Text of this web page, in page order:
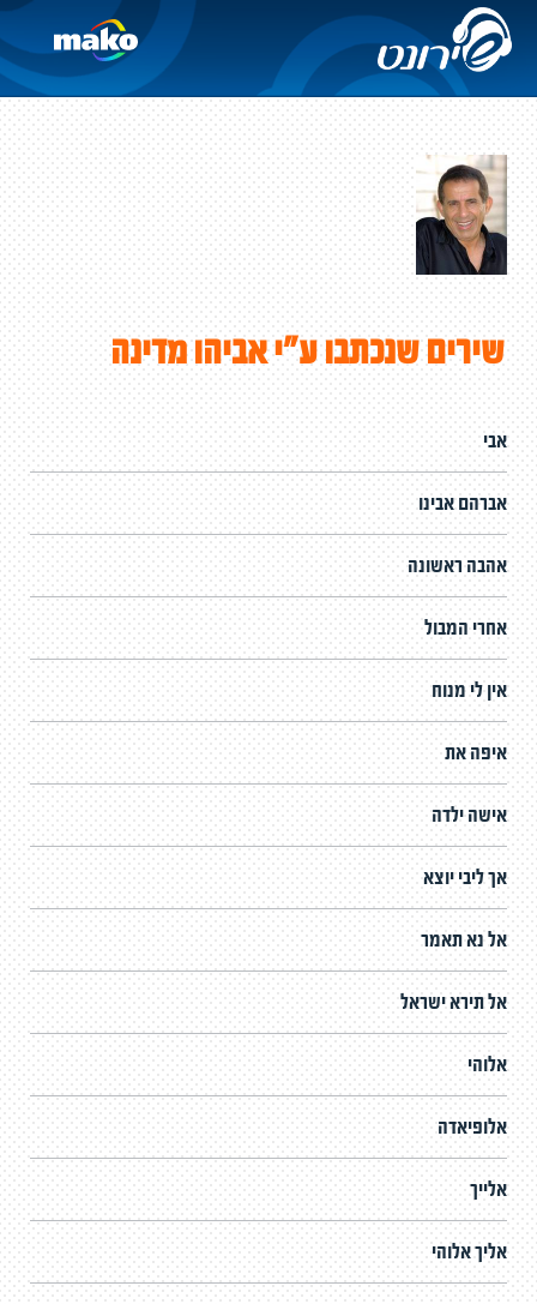
שירים שנכתבו ע"י אביהו מדינה
אבי
אברהם אבינו
אהבה ראשונה
אחרי המבול
אין לי מנוח
איפה את
אישה ילדה
אך ליבי יוצא
אל נא תאמר
אל תירא ישראל
אלוהי
אלופיאדה
אלייך
אליך אלוהי